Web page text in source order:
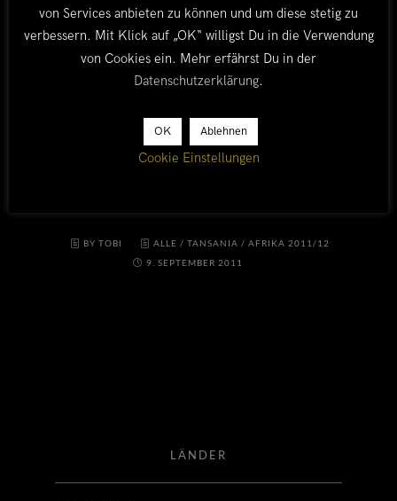
Tsetsefliege. Tsetsefliegen übertragen die
Schlafkrankheit, an der hier in der Vergangenheit
ganze Rinderherden verendet sind. Da man im
Westen Tansanias hauptsächlich von der Viehzucht
Besiedelung von Katavi erfolgreich
verhindert. Schwierig für die Menschen hier, gut für
die Tierwelt – und so wimmelt es um unsere Ikuu
BY TOBI ALLE /TANSANIA /AFRIKA 2011/12
9. SEPTEMBER 2011
LÄNDER
von Services anbieten zu können und um diese stetig zu
verbessern. Mit Klick auf „OK“ willigst Du in die Verwendung
von Cookies ein. Mehr erfährst Du in der
Datenschutzerklärung.
OK Ablehnen
Cookie Einstellungen